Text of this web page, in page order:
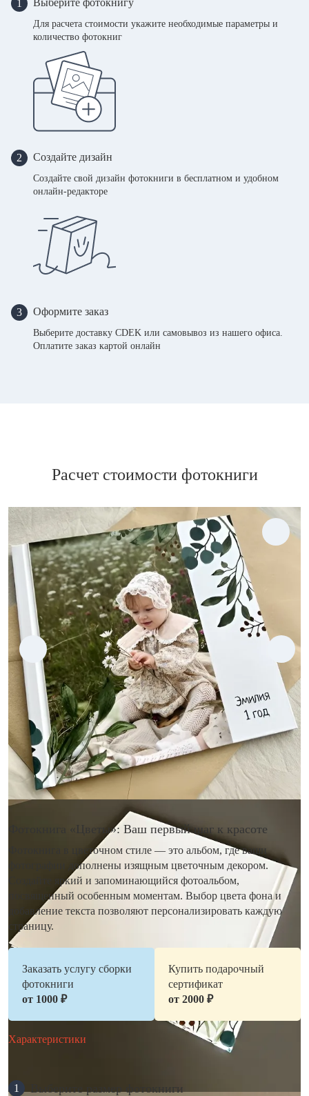
1 Выберите фотокнигу
Для расчета стоимости укажите необходимые параметры и
количество фотокниг
2 Создайте дизайн
Создайте свой дизайн фотокниги в бесплатном и удобном
онлайн-редакторе
3 Оформите заказ
Выберите доставку CDEK или самовывоз из нашего офиса.
Оплатите заказ картой онлайн
Расчет стоимости фотокниги
Фотокнига «Цветы»: Ваш первый шаг к красоте
Фотокнига в цветочном стиле — это альбом, где ваши
фотографии дополнены изящным цветочным декором.
Создайте яркий и запоминающийся фотоальбом,
посвященный особенным моментам. Выбор цвета фона и
добавление текста позволяют персонализировать каждую
страницу.
Заказать услугу сборки
фотокниги
от 1000 ₽
Купить подарочный
сертификат
от 2000 ₽
Характеристики
1 Выберите размер фотокниги